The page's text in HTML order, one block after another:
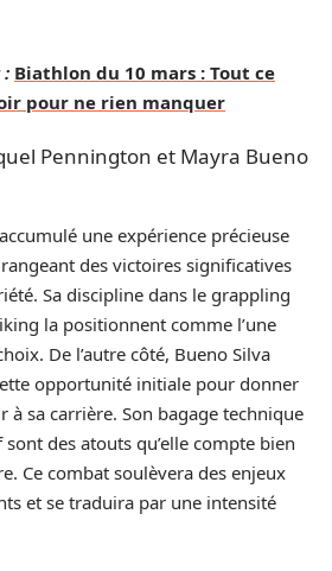
: Biathlon du 10 mars : Tout ce
pour ne rien manquer
Pennington et Mayra Bueno
une expérience précieuse
des victoires significatives
Sa discipline dans le grappling
la positionnent comme l’une
De l’autre côté, Bueno Silva
opportunité initiale pour donner
à sa carrière. Son bagage technique
des atouts qu’elle compte bien
Ce combat soulèvera des enjeux
et se traduira par une intensité